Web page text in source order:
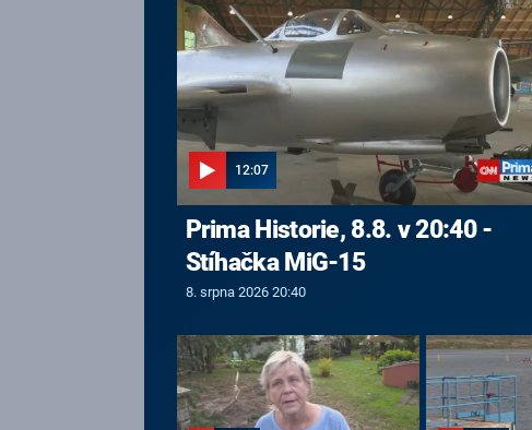
12:07
Prima Historie, 8.8. v 20:40 -
Stíhačka MiG-15
8. srpna 2026 20:40